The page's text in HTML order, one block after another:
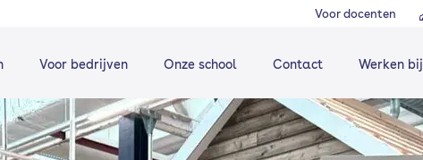
Voor docenten
Voor bedrijven Onze school Contact Werken bij